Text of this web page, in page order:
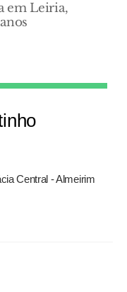
em Leiria,
Central - Almeirim